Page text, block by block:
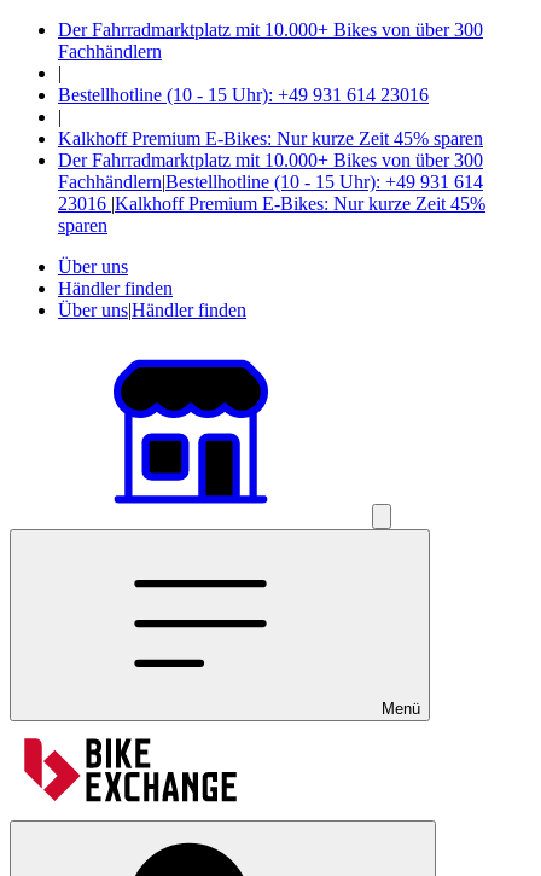
Der Fahrradmarktplatz mit 10.000+ Bikes von über 300
Fachhändlern
|
Bestellhotline (10 - 15 Uhr): +49 931 614 23016
|
Kalkhoff Premium E-Bikes: Nur kurze Zeit 45% sparen
Der Fahrradmarktplatz mit 10.000+ Bikes von über 300
Fachhändlern|Bestellhotline (10 - 15 Uhr): +49 931 614
23016 |Kalkhoff Premium E-Bikes: Nur kurze Zeit 45%
sparen
Über uns
Händler finden
Über uns|Händler finden
Menü